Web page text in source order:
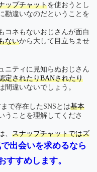
ップチャットを使おうとし
勘違いなのだということを
コネもないおじさんが面白
ないから大して目立ちませ
ニティに見知らぬおじさん
定されたりBANされたり
間違いないでしょう。
で存在したSNSとは基本
うことを理解してくださ
、 スナップチャットではズ
出会いを求めるなら
すすめします。